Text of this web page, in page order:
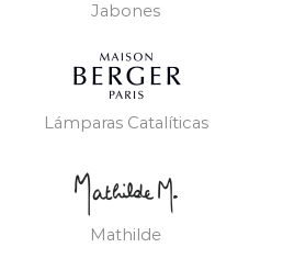
Jabones
Lámparas Catalíticas
Mathilde